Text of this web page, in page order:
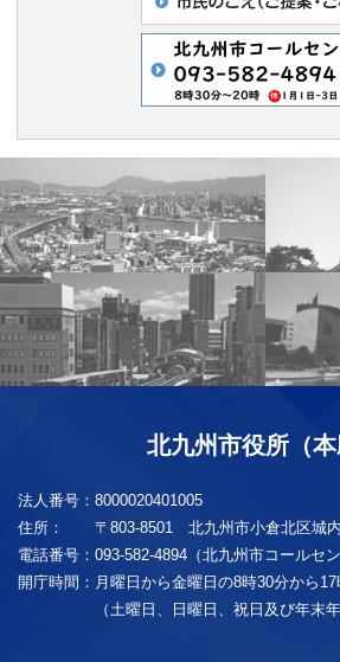
北九州市役所（本
法人番号： 8000020401005
住所：
〒803-8501 北九州市小倉北区城
電話番号： 093-582-4894（北九州市コールセン
開庁時間： 月曜日から金曜日の8時30分から
（土曜日、日曜日、祝日及び年末